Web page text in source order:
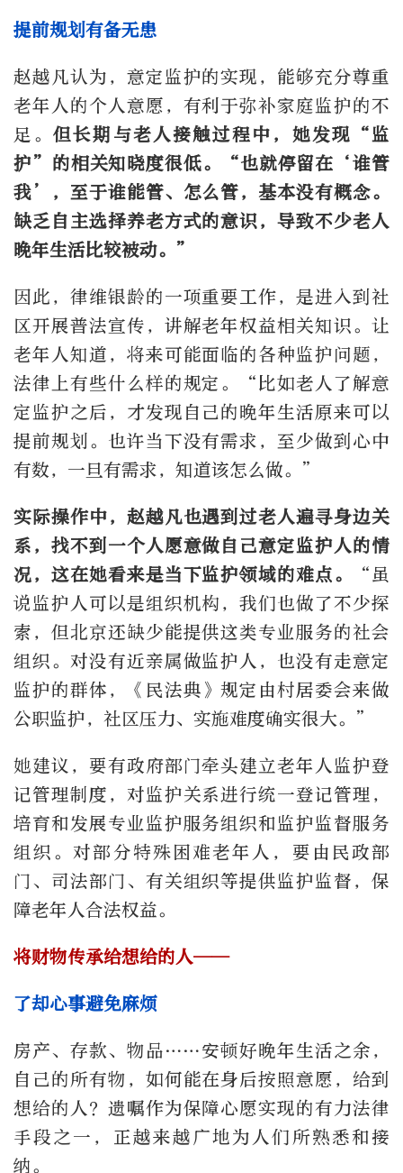
提前规划有备无患
赵越凡认为，意定监护的实现，能够充分尊重
老年人的个人意愿，有利于弥补家庭监护的不
足。但长期与老人接触过程中，她发现“监
护”的相关知晓度很低。“也就停留在‘谁管
我’，至于谁能管、怎么管，基本没有概念。
缺乏自主选择养老方式的意识，导致不少老人
晚年生活比较被动。”
因此，律维银龄的一项重要工作，是进入到社
区开展普法宣传，讲解老年权益相关知识。让
老年人知道，将来可能面临的各种监护问题，
法律上有些什么样的规定。“比如老人了解意
定监护之后，才发现自己的晚年生活原来可以
提前规划。也许当下没有需求，至少做到心中
有数，一旦有需求，知道该怎么做。”
实际操作中，赵越凡也遇到过老人遍寻身边关
系，找不到一个人愿意做自己意定监护人的情
况，这在她看来是当下监护领域的难点。
“虽
说监护人可以是组织机构，我们也做了不少探
索，但北京还缺少能提供这类专业服务的社会
组织。对没有近亲属做监护人，也没有走意定
监护的群体，《民法典》规定由村居委会来做
公职监护，社区压力、实施难度确实很大。”
她建议，要有政府部门牵头建立老年人监护登
记管理制度，对监护关系进行统一登记管理，
培育和发展专业监护服务组织和监护监督服务
组织。对部分特殊困难老年人，要由民政部
门、司法部门、有关组织等提供监护监督，保
障老年人合法权益。
将财物传承给想给的人——
了却心事避免麻烦
房产、存款、物品……安顿好晚年生活之余，
自己的所有物，如何能在身后按照意愿，给到
想给的人？遗嘱作为保障心愿实现的有力法律
手段之一，正越来越广地为人们所熟悉和接
纳。